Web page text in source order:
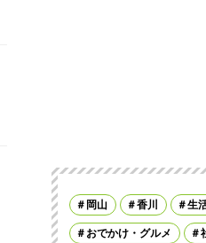
岡山 香川 生
おでかけ・グルメ